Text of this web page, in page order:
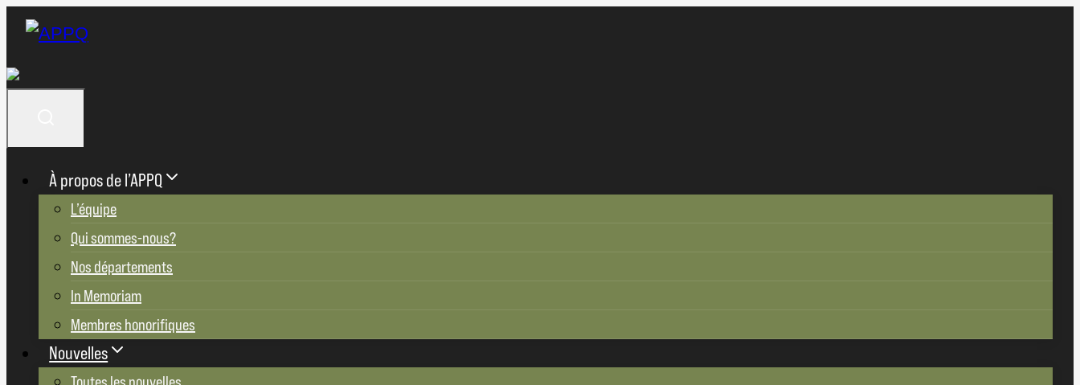
Aller
contenu
À propos de l’APPQ
L’équipe
Qui sommes-nous?
Nos départements
In Memoriam
Membres honorifiques
Nouvelles